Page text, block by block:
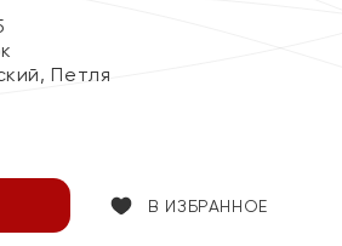
Петля
В ИЗБРАННОЕ